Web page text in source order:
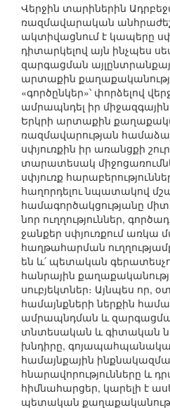
Վերջին տարիներին
ռազմավարական
ակտիվացնում է կապերը
դիտարկելով այն ինչպես
զարգացման
արտաքին
«գործընկեր»՝ փորձելով
ամրապնդել իր միջազգային
Երկրի արտաքին
ռազմավարության
սփյուռքին իր առանցքի
տարատեսակ
սփյուռք
հաղորդելու նպատակով
համագործակցությանը
նոր ուղղություններ,
ջանքեր սփյուռքում առկա
հաղթահարման
են և՛ պետական
հանրային
սուբյեկտներ։ Այնպես որ,
համայնքների ներքին
ամրապնդման և
տնտեսական և գիտական
խնդիրը,
համայնքային
հնարավորությունները և
հիմնահարցեր, կարելի է
պետական